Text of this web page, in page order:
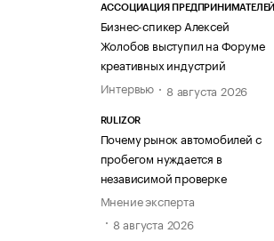
АССОЦИАЦИЯ ПРЕДПРИНИМАТЕЛЕЙ
Бизнес-спикер Алексей
Жолобов выступил на Форуме
креативных индустрий
Интервью
8 августа 2026
RULIZOR
Почему рынок автомобилей с
пробегом нуждается в
независимой проверке
Мнение эксперта
8 августа 2026